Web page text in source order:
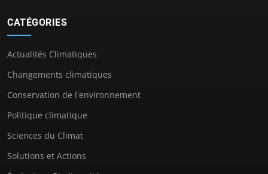
CATÉGORIES
Actualités Climatiques
Changements climatiques
Conservation de l'environnement
Politique climatique
Sciences du Climat
Solutions et Actions